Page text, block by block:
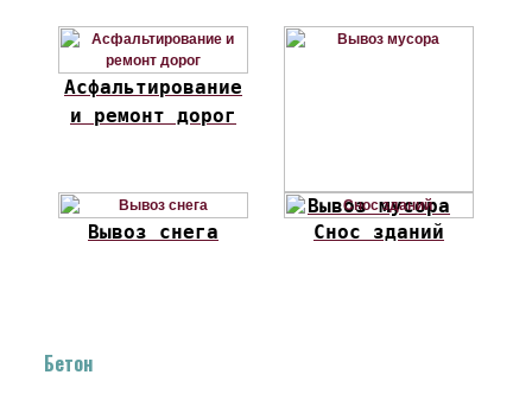
Асфальтирование
и ремонт дорог
Вывоз мусора
Вывоз снега
Снос зданий
Бетон